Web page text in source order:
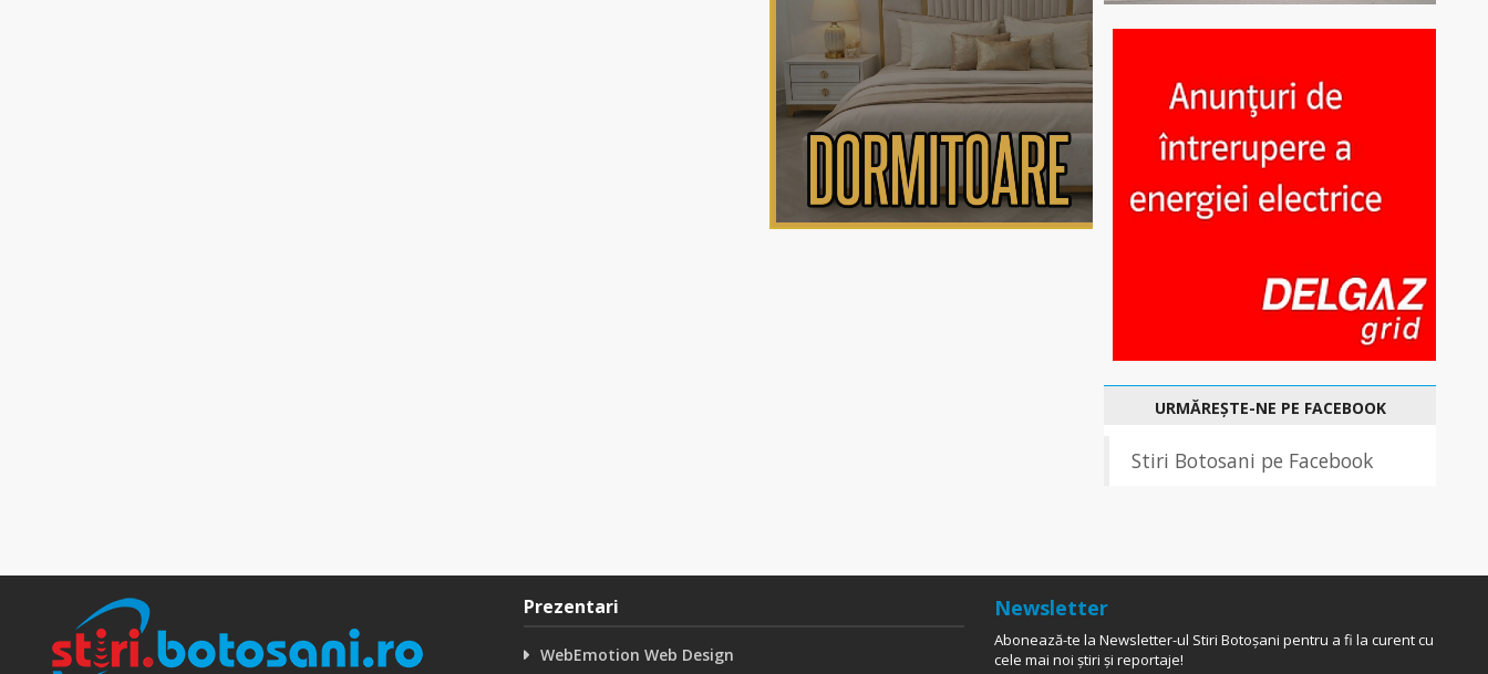
URMĂREȘTE-NE PE FACEBOOK
Stiri Botosani pe Facebook
Prezentari
WebEmotion Web Design
Newsletter
Abonează-te la Newsletter-ul Stiri Botoșani pentru a fi la curent cu
cele mai noi știri și reportaje!